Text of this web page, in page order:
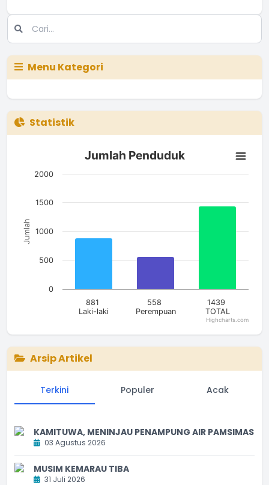
Menu Kategori
Statistik
Jumlah Penduduk
Bar chart with 3 bars.
The chart has 1 X axis displaying categories.
Jumlah
Jumlah Penduduk
881
Laki-laki
558
Perempuan
1439
TOTAL
0
500
1000
1500
2000
Highcharts.com
Arsip Artikel
Terkini Populer Acak
KAMITUWA, MENINJAU PENAMPUNG AIR PAMSIMAS
03 Agustus 2026
MUSIM KEMARAU TIBA
31 Juli 2026